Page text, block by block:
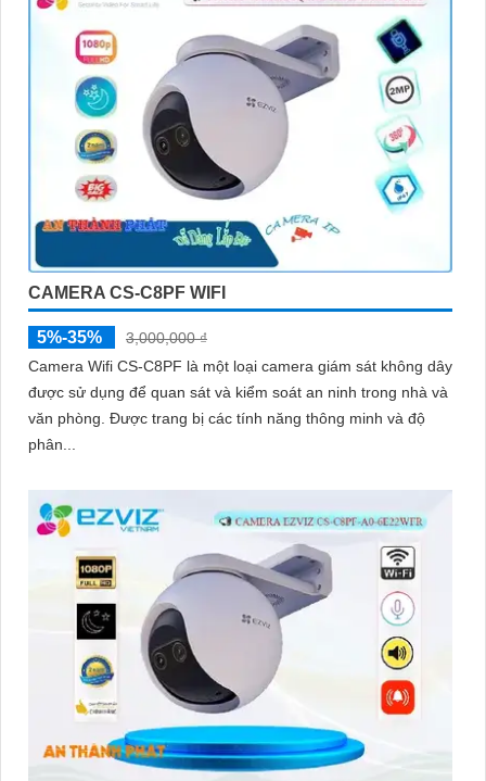
CAMERA CS-C8PF WIFI
5%-35%
3,000,000 ₫
Camera Wifi CS-C8PF là một loại camera giám sát không dây
được sử dụng để quan sát và kiểm soát an ninh trong nhà và
văn phòng. Được trang bị các tính năng thông minh và độ
phân...